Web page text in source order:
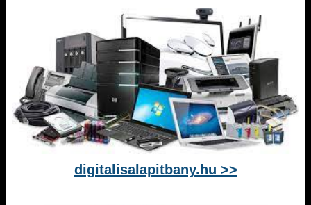
digitalisalapitbany.hu >>